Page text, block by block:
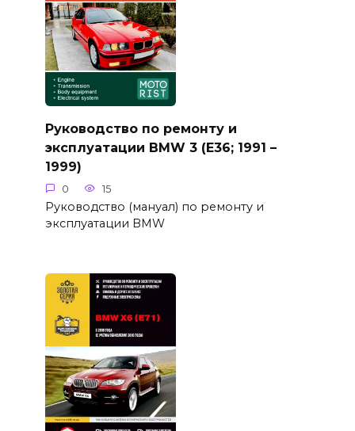
Руководство по ремонту и
эксплуатации BMW 3 (E36; 1991 –
1999)
0 15
Руководство (мануал) по ремонту и
эксплуатации BMW